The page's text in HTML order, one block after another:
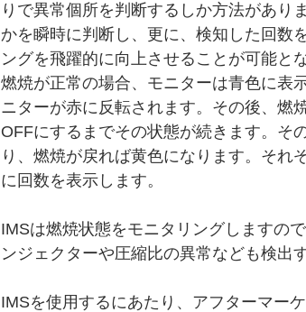
りで異常個所を判断するしか方法があり
かを瞬時に判断し、更に、検知した回数
ングを飛躍的に向上させることが可能と
燃焼が正常の場合、モニターは青色に表
ニターが赤に反転されます。その後、燃
OFFにするまでその状態が続きます。そ
り、燃焼が戻れば黄色になります。それ
に回数を表示します。
IMSは燃焼状態をモニタリングしますの
ンジェクターや圧縮比の異常なども検出
IMSを使用するにあたり、アフターマー